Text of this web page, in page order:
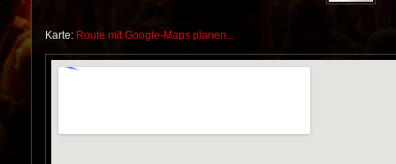
Karte: Route mit Google-Maps planen...